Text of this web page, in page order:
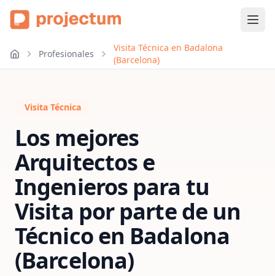
Profesionales
Visita Técnica en Badalona
(Barcelona)
Visita Técnica
Los mejores
Arquitectos e
Ingenieros para tu
Visita por parte de un
Técnicoen Badalona
(Barcelona)